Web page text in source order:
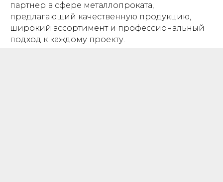
партнер в сфере металлопроката,
предлагающий качественную продукцию,
широкий ассортимент и профессиональный
подход к каждому проекту.